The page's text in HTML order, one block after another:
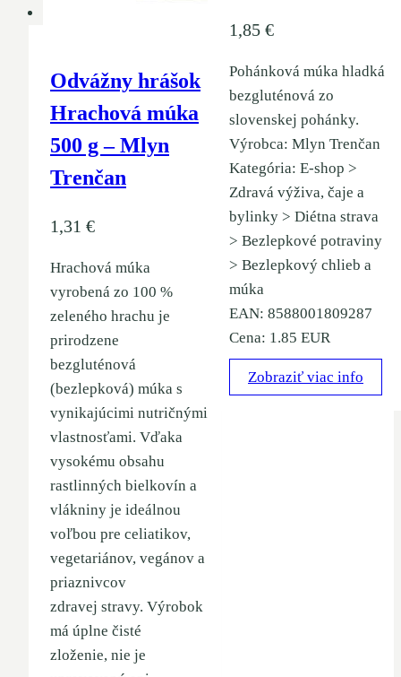
Odvážny hrášok
Hrachová múka
500 g – Mlyn
Trenčan
1,31 €
Hrachová múka
vyrobená zo 100 %
zeleného hrachu je
prirodzene
bezgluténová
(bezlepková) múka s
vynikajúcimi nutričnými
vlastnosťami. Vďaka
vysokému obsahu
rastlinných bielkovín a
vlákniny je ideálnou
voľbou pre celiatikov,
vegetariánov, vegánov a
priaznivcov
zdravej stravy. Výrobok
má úplne čisté
zloženie, nie je
1,85 €
Pohánková múka hladká
bezgluténová zo
slovenskej pohánky.
Výrobca: Mlyn Trenčan
Kategória: E-shop >
Zdravá výživa, čaje a
bylinky > Diétna strava
> Bezlepkové potraviny
> Bezlepkový chlieb a
múka
EAN: 8588001809287
Cena: 1.85 EUR
Zobraziť viac info